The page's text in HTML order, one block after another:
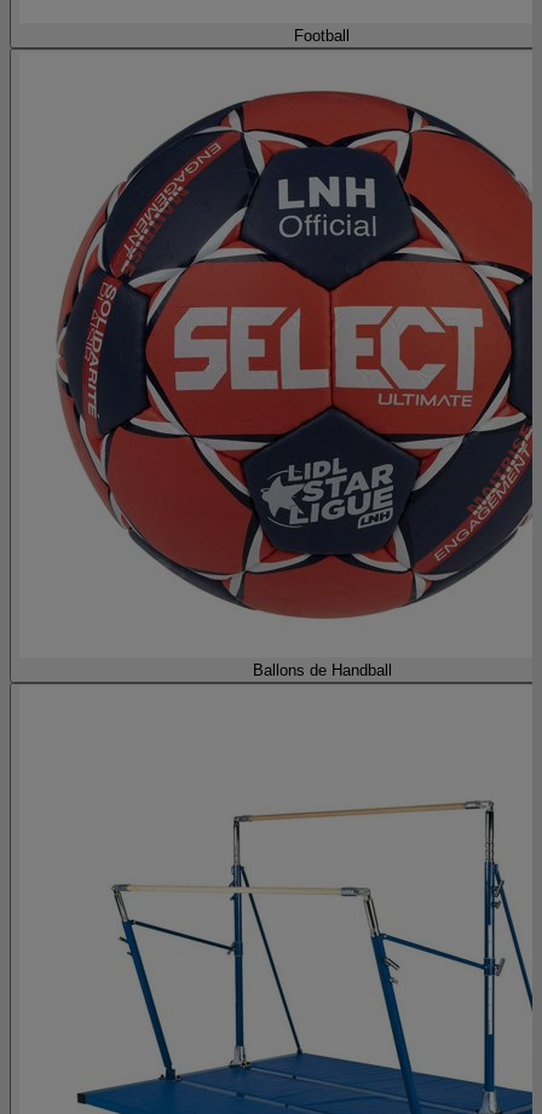
Football
Ballons de Handball